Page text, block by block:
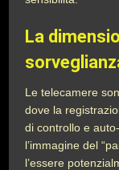
La
Le telecamere
dove la
di controllo e
l’immagine del
l’essere